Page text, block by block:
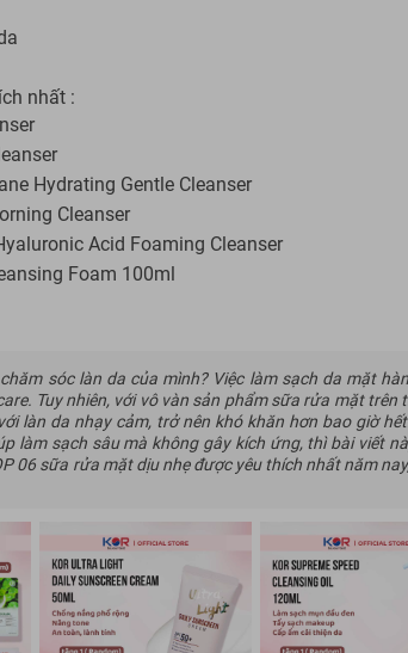
nhất :
Hydrating Gentle Cleanser
Cleanser
Acid Foaming Cleanser
Foam 100ml
sóc làn da của mình?Việc làm sạch da mặt
Tuy nhiên, với vô vàn sản phẩm sữa rửa mặt trên
làn da nhạy cảm, trở nên khó khăn hơn bao giờ
làm sạch sâu mà không gây kích ứng, thì bài viết
06 sữa rửa mặt dịu nhẹ được yêu thích nhất năm nay